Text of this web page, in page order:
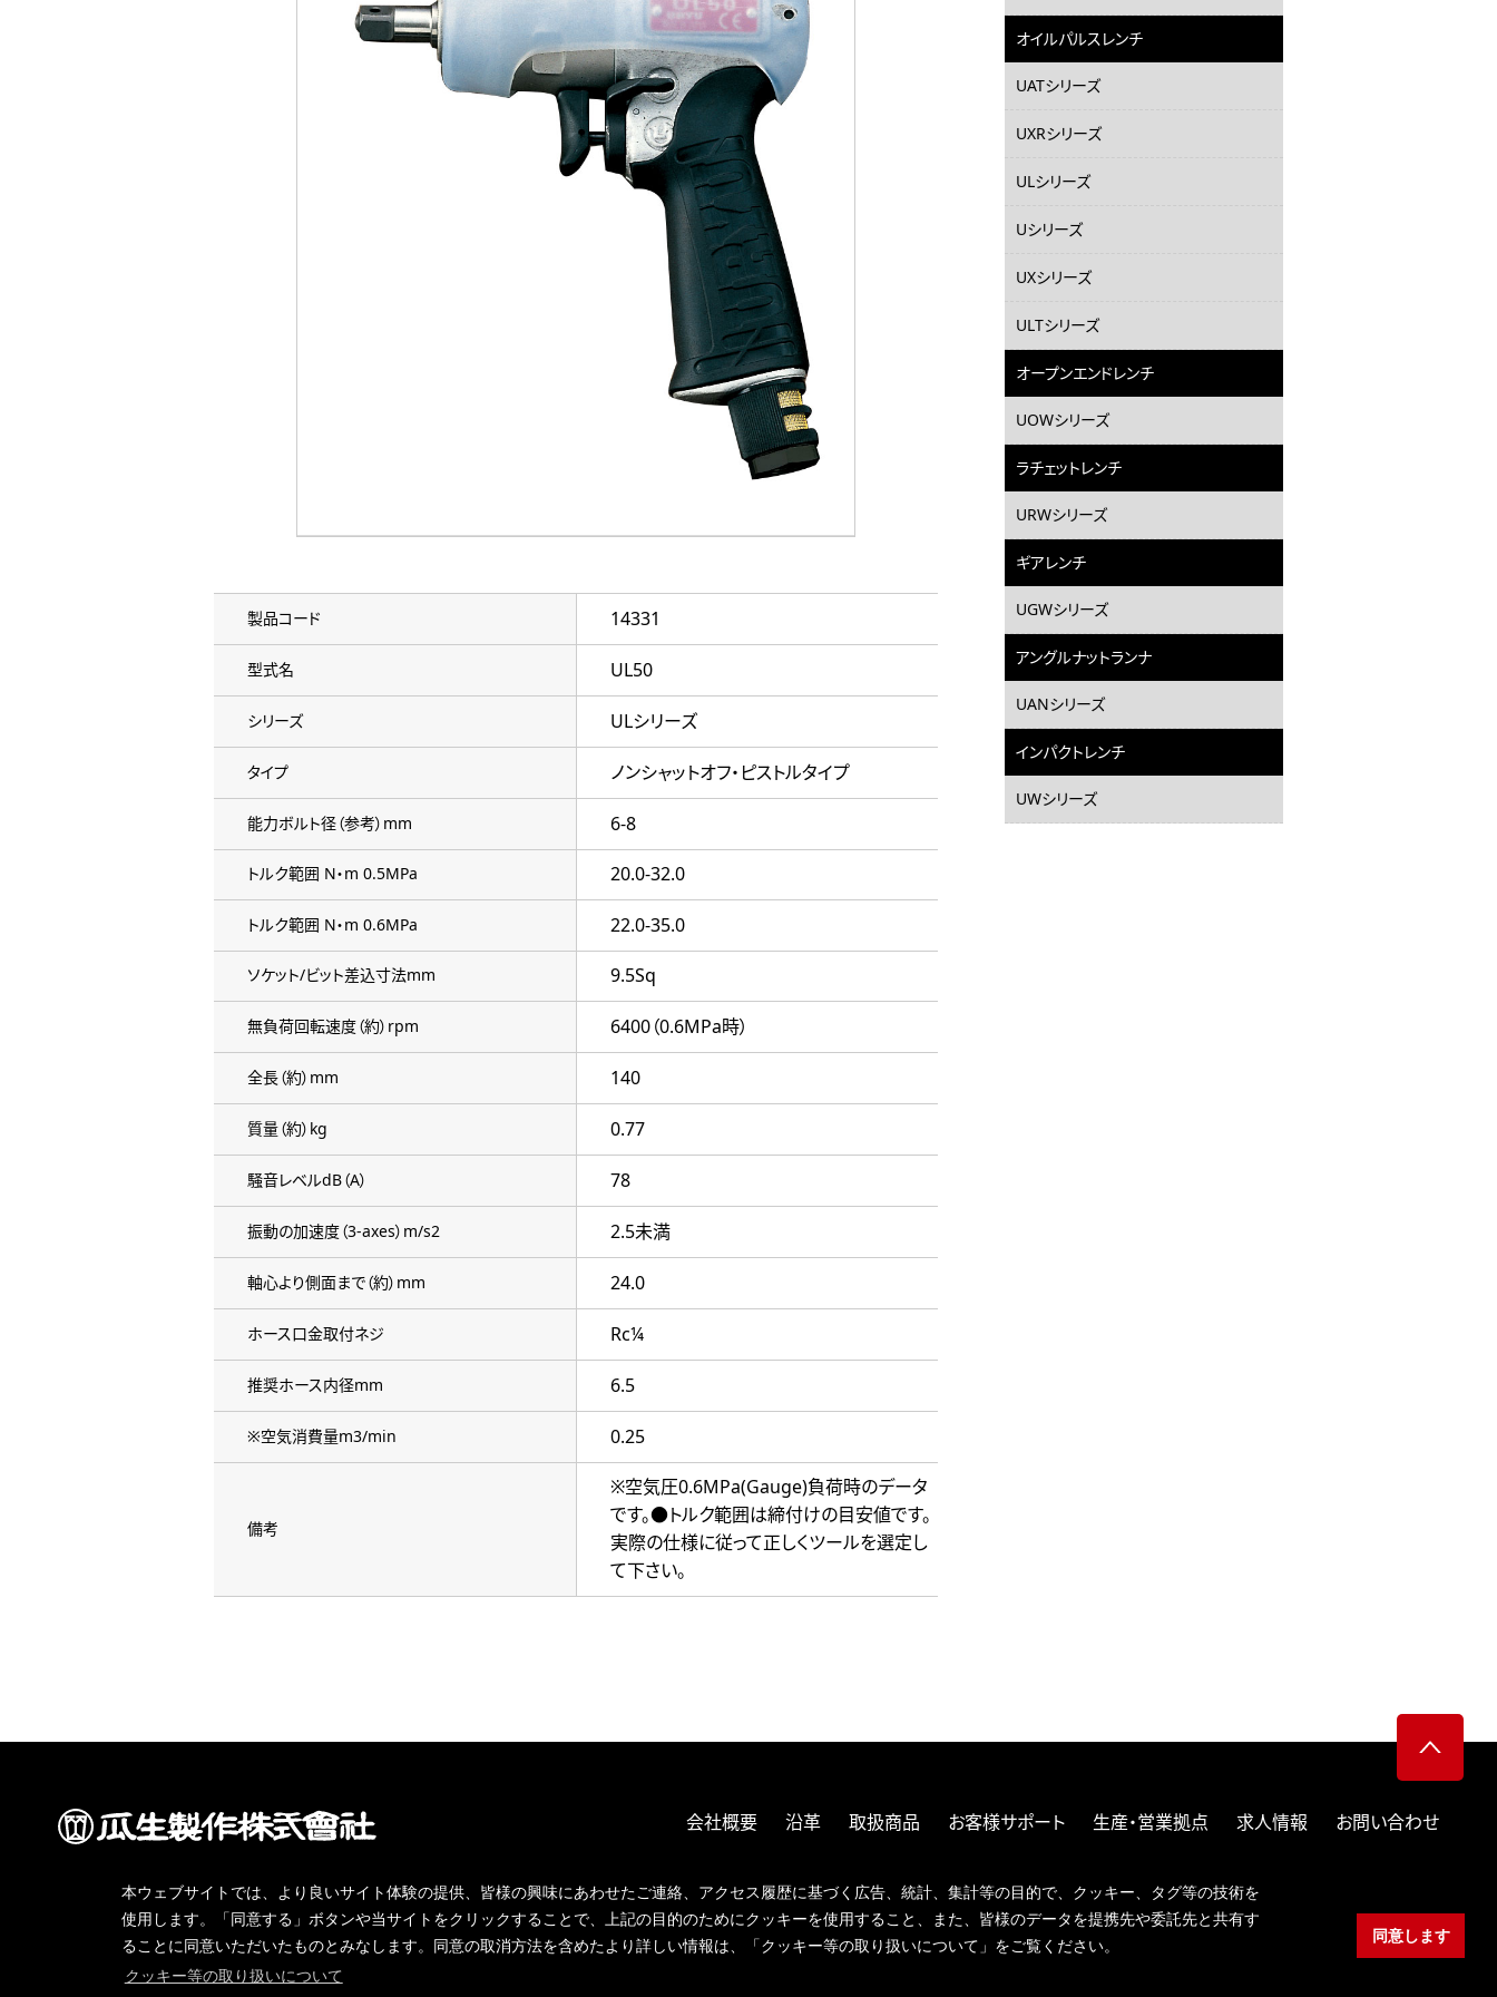
本ウェブサイトでは、より良いサイト体験の提供、皆様の興味にあわせたご連絡、アクセス履歴に基づく広告、統計、集計等の目的で、クッキー、タグ等の技術を
使用します。「同意する」ボタンや当サイトをクリックすることで、上記の目的のためにクッキーを使用すること、また、皆様のデータを提携先や委託先と共有す
ることに同意いただいたものとみなします。同意の取消方法を含めたより詳しい情報は、「クッキー等の取り扱いについて」をご覧ください。
クッキー等の取り扱いについて
同意します
製品コード 14331
型式名 UL50
シリーズ ULシリーズ
タイプ ノンシャットオフ・ピストルタイプ
能力ボルト径（参考）mm 6-8
トルク範囲 N・m 0.5MPa 20.0-32.0
トルク範囲 N・m 0.6MPa 22.0-35.0
ソケット/ビット差込寸法mm 9.5Sq
無負荷回転速度（約）rpm 6400（0.6MPa時）
全長（約）mm 140
質量（約）kg 0.77
騒音レベルdB（A） 78
振動の加速度（3-axes）m/s2 2.5未満
軸心より側面まで（約）mm 24.0
ホース口金取付ネジ Rc¼
推奨ホース内径mm 6.5
※空気消費量m3/min 0.25
備考
※空気圧0.6MPa(Gauge)負荷時のデータ
です。●トルク範囲は締付けの目安値です。
実際の仕様に従って正しくツールを選定し
て下さい。
オイルパルスレンチ
UATシリーズ
UXRシリーズ
ULシリーズ
Uシリーズ
UXシリーズ
ULTシリーズ
オープンエンドレンチ
UOWシリーズ
ラチェットレンチ
URWシリーズ
ギアレンチ
UGWシリーズ
アングルナットランナ
UANシリーズ
インパクトレンチ
UWシリーズ
会社概要 沿革 取扱商品 お客様サポート 生産・営業拠点 求人情報 お問い合わせ